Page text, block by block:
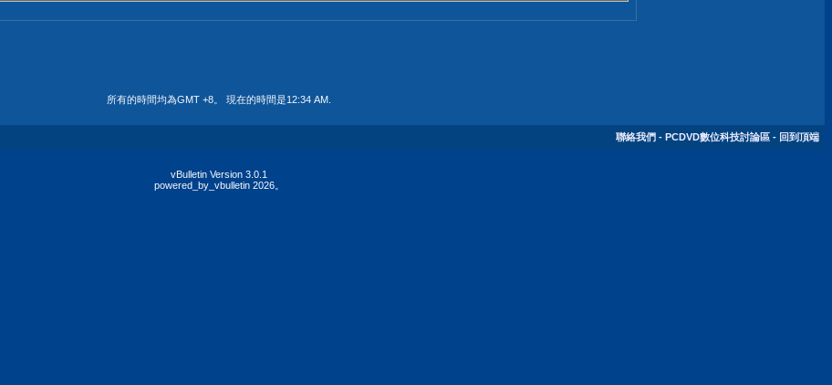
所有的時間均為GMT +8。 現在的時間是12:34 AM
聯絡我們 - PCDVD數位科技討論區 - 回到頂端
vBulletin Version 3.0.1
powered_by_vbulletin 2026。